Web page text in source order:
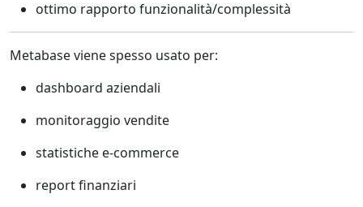
ottimo rapporto funzionalità/complessità
Metabase viene spesso usato per:
dashboard aziendali
monitoraggio vendite
statistiche e-commerce
report finanziari